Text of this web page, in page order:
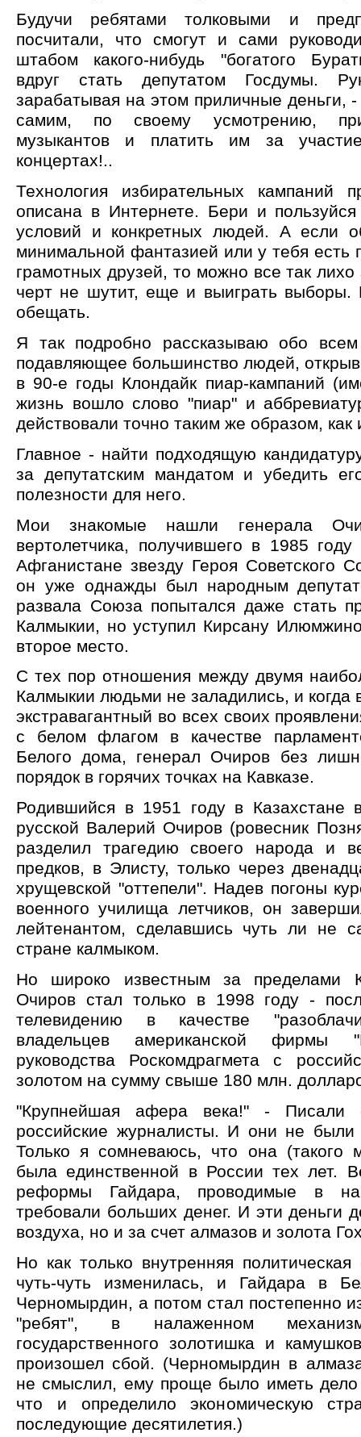
Будучи ребятами толковыми и
посчитали, что смогут и сами
штабом какого-нибудь "богатого
вдруг стать депутатом Госдумы.
зарабатывая на этом приличные деньги,
самим, по своему усмотрению,
музыкантов и платить им за
концертах!..
Технология избирательных кампаний
описана в Интернете. Бери и
условий и конкретных людей. А если
минимальной фантазией или у тебя есть
грамотных друзей, то можно все так лихо
черт не шутит, еще и выиграть выборы.
обещать.
Я так подробно рассказываю обо
подавляющее большинство людей,
в 90-е годы Клондайк пиар-кампаний
жизнь вошло слово "пиар" и
действовали точно таким же образом,
Главное - найти подходящую
за депутатским мандатом и убедить
полезности для него.
Мои знакомые нашли генерала
вертолетчика, получившего в 1985
Афганистане звезду Героя Советского
он уже однажды был народным
развала Союза попытался даже стать
Калмыкии, но уступил Кирсану
второе место.
С тех пор отношения между двумя
Калмыкии людьми не заладились, и когда
экстравагантный во всех своих
с белом флагом в качестве
Белого дома, генерал Очиров без
порядок в горячих точках на Кавказе.
Родившийся в 1951 году в Казахстане
русской Валерий Очиров (ровесник
разделил трагедию своего народа и
предков, в Элисту, только через
хрущевской "оттепели". Надев погоны
военного училища летчиков, он
лейтенантом, сделавшись чуть ли не
стране калмыком.
Но широко известным за пределами
Очиров стал только в 1998 году -
телевидению в качестве
владельцев американской
руководства Роскомдрагмета с
золотом на сумму свыше 180 млн.
"Крупнейшая афера века!" - Писали
российские журналисты. И они не были
Только я сомневаюсь, что она (такого
была единственной в России тех лет.
реформы Гайдара, проводимые в
требовали больших денег. И эти деньги
воздуха, но и за счет алмазов и золота
Но как только внутренняя
чуть-чуть изменилась, и Гайдара в
Черномырдин, а потом стал постепенно
"ребят", в налаженном
государственного золотишка и
произошел сбой. (Черномырдин в
не смыслил, ему проще было иметь
что и определило экономическую
последующие десятилетия.)